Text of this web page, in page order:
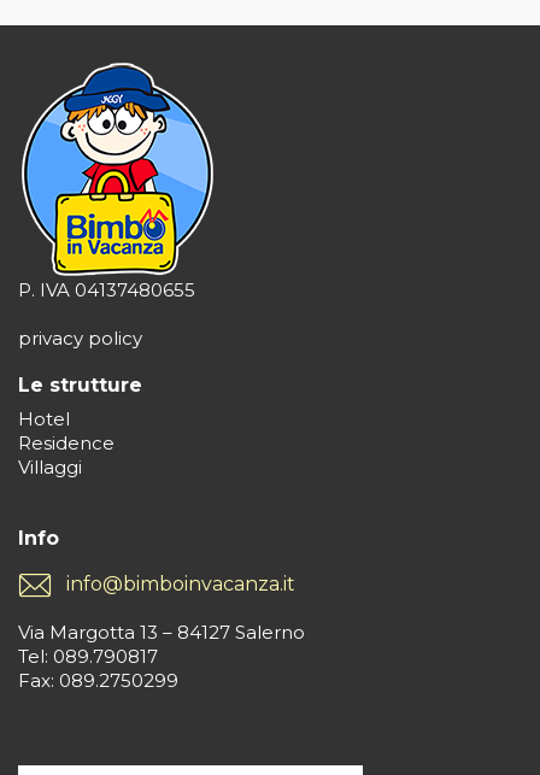
P. IVA 04137480655
privacy policy
Le strutture
Hotel
Residence
Villaggi
Info
info@bimboinvacanza.it
Via Margotta 13 – 84127 Salerno
Tel: 089.790817
Fax: 089.2750299